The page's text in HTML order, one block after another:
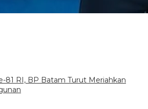
81 RI, BP Batam Turut Meriahkan